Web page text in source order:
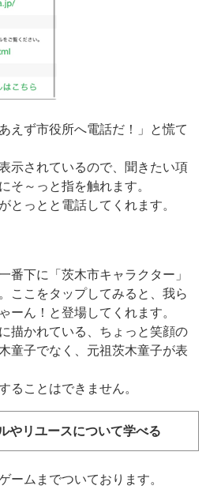
えず市役所へ電話だ！」と慌て
示されているので、聞きたい項
そ～っと指を触れます。
とっとと電話してくれます。
番下に「茨木市キャラクター」
ここをタップしてみると、我ら
ーん！と登場してくれます。
描かれている、ちょっと笑顔の
童子でなく、元祖茨木童子が表
ることはできません。
やリユースについて学べる
ームまでついております。